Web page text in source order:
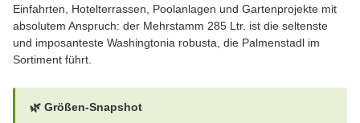
Einfahrten, Hotelterrassen, Poolanlagen und Gartenprojekte mit
absolutem Anspruch: der Mehrstamm 285 Ltr. ist die seltenste
und imposanteste Washingtonia robusta, die Palmenstadl im
Sortiment führt.
🌿 Größen-Snapshot